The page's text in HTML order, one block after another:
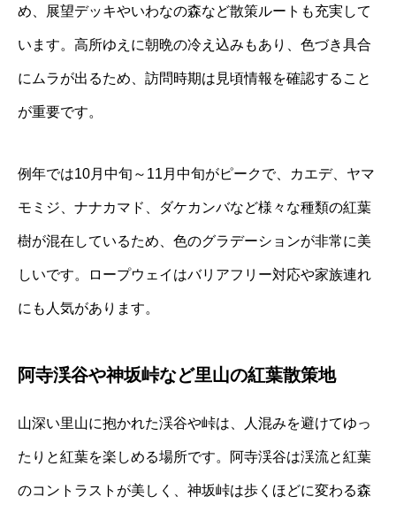
め、展望デッキやいわなの森など散策ルートも充実して
います。高所ゆえに朝晩の冷え込みもあり、色づき具合
にムラが出るため、訪問時期は見頃情報を確認すること
が重要です。
例年では10月中旬～11月中旬がピークで、カエデ、ヤマ
モミジ、ナナカマド、ダケカンバなど様々な種類の紅葉
樹が混在しているため、色のグラデーションが非常に美
しいです。ロープウェイはバリアフリー対応や家族連れ
にも人気があります。
阿寺渓谷や神坂峠など里山の紅葉散策地
山深い里山に抱かれた渓谷や峠は、人混みを避けてゆっ
たりと紅葉を楽しめる場所です。阿寺渓谷は渓流と紅葉
のコントラストが美しく、神坂峠は歩くほどに変わる森